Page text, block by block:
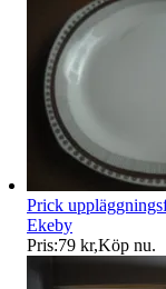
Prick
Ekeby
Pris:79 kr,Köp nu.